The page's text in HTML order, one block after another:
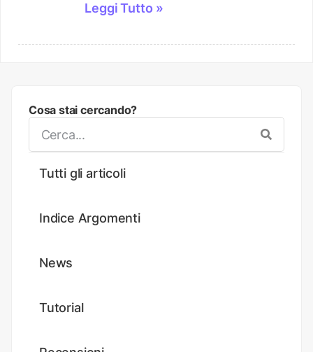
Cosa stai cercando?
Tutti gli articoli
Indice Argomenti
News
Tutorial
Leggi Tutto »